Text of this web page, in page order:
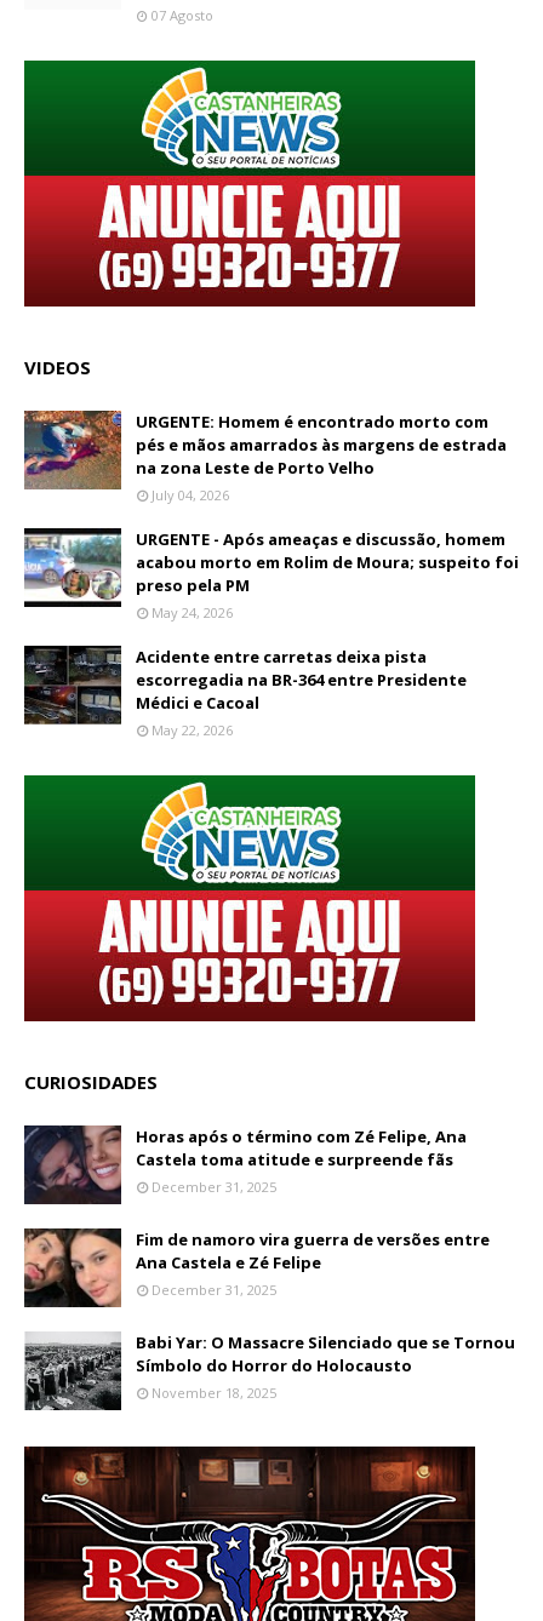
07 Agosto
VIDEOS
URGENTE: Homem é encontrado morto com
pés e mãos amarrados às margens de estrada
na zona Leste de Porto Velho
July 04, 2026
URGENTE - Após ameaças e discussão, homem
acabou morto em Rolim de Moura; suspeito foi
preso pela PM
May 24, 2026
Acidente entre carretas deixa pista
escorregadia na BR-364 entre Presidente
Médici e Cacoal
May 22, 2026
CURIOSIDADES
Horas após o término com Zé Felipe, Ana
Castela toma atitude e surpreende fãs
December 31, 2025
Fim de namoro vira guerra de versões entre
Ana Castela e Zé Felipe
December 31, 2025
Babi Yar: O Massacre Silenciado que se Tornou
Símbolo do Horror do Holocausto
November 18, 2025